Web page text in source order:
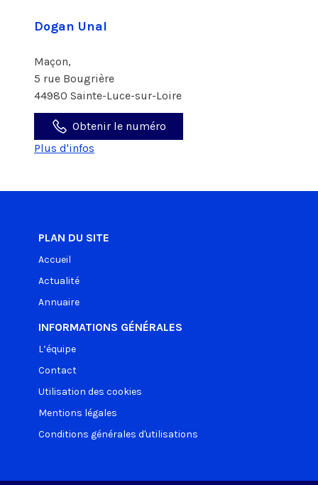
Dogan Unal
Maçon,
5 rue Bougrière
44980 Sainte-Luce-sur-Loire
Obtenir le numéro
Plus d'infos
PLAN DU SITE
Accueil
Actualité
Annuaire
INFORMATIONS GÉNÉRALES
L’équipe
Contact
Utilisation des cookies
Mentions légales
Conditions générales d'utilisations